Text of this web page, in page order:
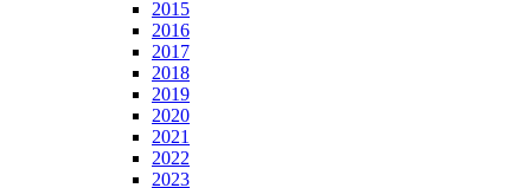
2015
2016
2017
2018
2019
2020
2021
2022
2023